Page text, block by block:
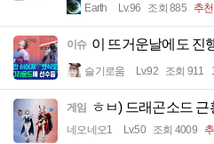
Earth Lv.96 조회 885 추천
이슈 이 뜨거운날에도 진
슬기로움 Lv.92 조회 911
게임 ㅎㅂ) 드래곤소드 근
네오네오1 Lv.50 조회 4009